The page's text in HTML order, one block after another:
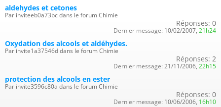
aldehydes et cetones
Par inviteeb0a73bc dans le forum Chimie
Réponses: 0
Dernier message: 10/02/2007, 21h24
Oxydation des alcools et aldéhydes.
Par invite1a37546d dans le forum Chimie
Réponses: 2
Dernier message: 21/11/2006, 22h15
protection des alcools en ester
Par invite3596c80a dans le forum Chimie
Réponses: 0
Dernier message: 10/06/2006, 16h10